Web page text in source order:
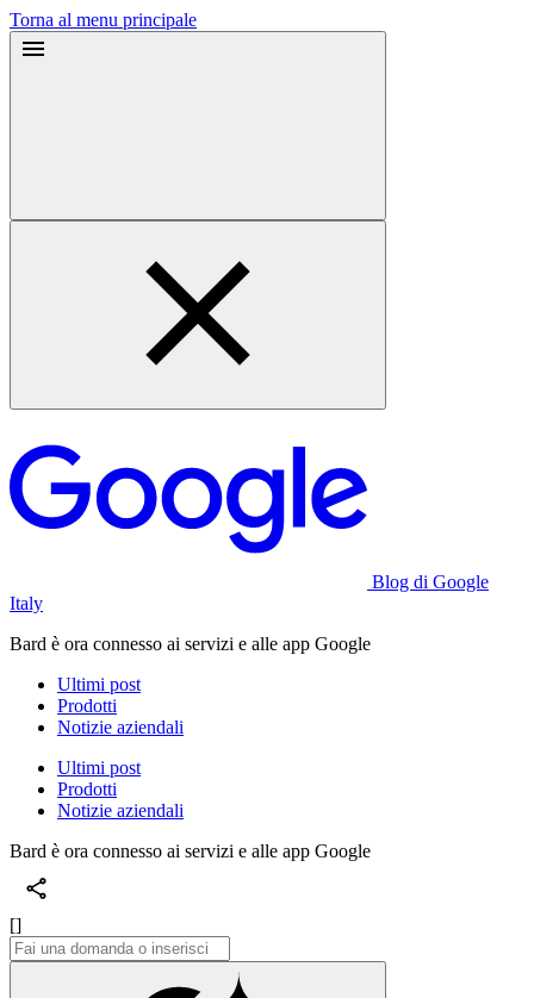
Torna al menu principale
Blog di Google
Italy
Bard è ora connesso ai servizi e alle app Google
Ultimi post
Prodotti
Notizie aziendali
Ultimi post
Prodotti
Notizie aziendali
Bard è ora connesso ai servizi e alle app Google
[]